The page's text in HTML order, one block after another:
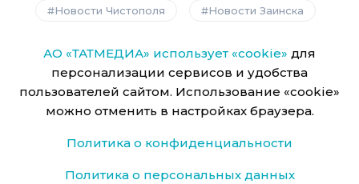
Новости Чистополя Новости Заинска
АО «ТАТМЕДИА» использует «cookie» для
персонализации сервисов и удобства
пользователей сайтом. Использование «cookie»
можно отменить в настройках браузера.
Политика о конфиденциальности
Политика о персональных данных